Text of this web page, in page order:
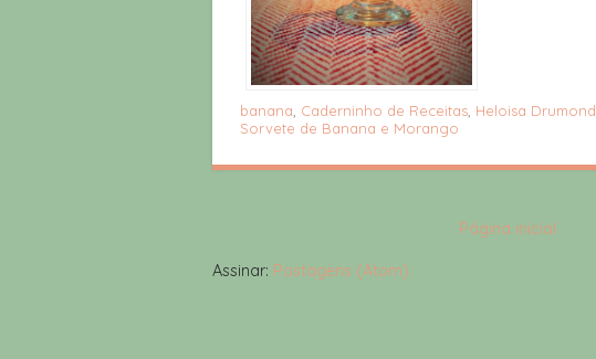
banana Caderninho de Receitas Heloisa Drumond
Sorvete de Banana e Morango
Página inicial
Assinar: Postagens (Atom)